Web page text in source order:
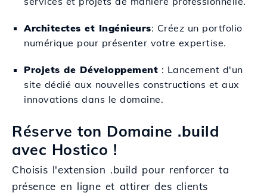
Architectes et Ingénieurs: Créez un portfolio
numérique pour présenter votre expertise.
Projets de Développement : Lancement d'un
site dédié aux nouvelles constructions et aux
innovations dans le domaine.
Réserve ton Domaine .build
avec Hostico !
Choisis l'extension .build pour renforcer ta
présence en ligne et attirer des clients